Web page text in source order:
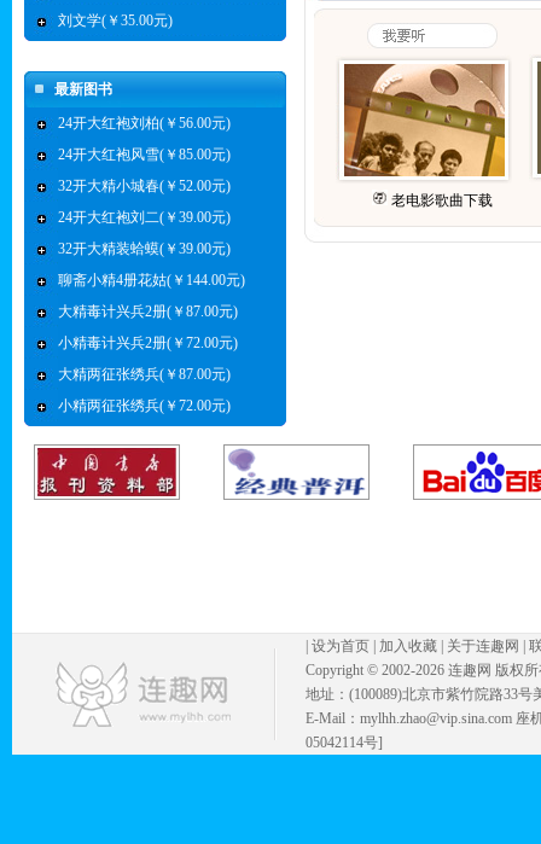
刘文学(￥35.00元)
最新图书
24开大红袍刘柏(￥56.00元)
24开大红袍风雪(￥85.00元)
32开大精小城春(￥52.00元)
24开大红袍刘二(￥39.00元)
32开大精装蛤蟆(￥39.00元)
聊斋小精4册花姑(￥144.00元)
大精毒计兴兵2册(￥87.00元)
小精毒计兴兵2册(￥72.00元)
大精两征张绣兵(￥87.00元)
小精两征张绣兵(￥72.00元)
老电影歌曲下载
设为首页 加入收藏 关于连趣网
Copyright © 2002-2026 连趣网 版权
地址：(100089)北京市紫竹院路33号
E-Mail：mylhh.zhao@vip.sina.com
05042114号]